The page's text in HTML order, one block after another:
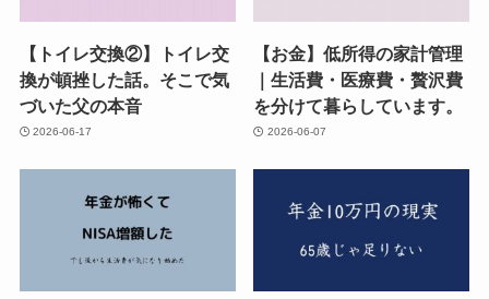
【トイレ交換②】トイレ交
換が頓挫した話。そこで気
づいた父の本音
2026-06-17
【お金】低所得の家計管理
｜生活費・医療費・贅沢費
を分けて暮らしています。
2026-06-07